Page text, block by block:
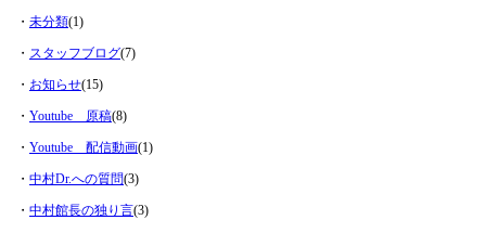
・ 未分類(1)
・ スタッフブログ(7)
・ お知らせ(15)
・ Youtube 原稿(8)
・ Youtube 配信動画(1)
・ 中村Dr.への質問(3)
・ 中村館長の独り言(3)